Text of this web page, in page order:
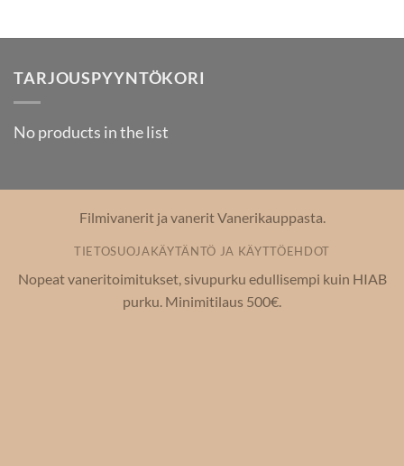
TARJOUSPYYNTÖKORI
No products in the list
Filmivanerit ja vanerit Vanerikauppasta.
TIETOSUOJAKÄYTÄNTÖ JA KÄYTTÖEHDOT
Nopeat vaneritoimitukset, sivupurku edullisempi kuin HIAB
purku. Minimitilaus 500€.